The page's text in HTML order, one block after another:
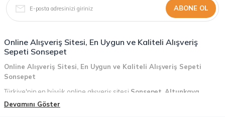
ABONE OL
Online Alışveriş Sitesi, En Uygun ve Kaliteli Alışveriş
Sepeti Sonsepet
Online Alışveriş Sitesi, En Uygun ve Kaliteli Alışveriş Sepeti
Sonsepet
Türkiye'nin en büyük online alışveriş sitesi Sonsepet Altunkaya
Holdinggüvencesiyle hizmet vermektedir! Sonsepet, online alışveriş
Devamını Göster